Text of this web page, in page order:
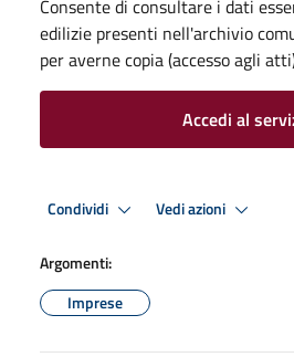
Consente di consultare i dati
edilizie presenti nell'archivio
per averne copia (accesso agli
Accedi al
Condividi Vedi azioni
Argomenti:
Imprese